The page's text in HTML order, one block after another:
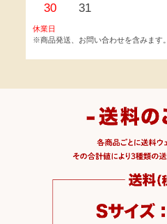
30 31
休業日
※商品発送、お問い合わせを含みます。